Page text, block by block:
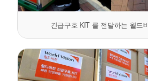
긴급구호 KIT 를 전달하는 월드